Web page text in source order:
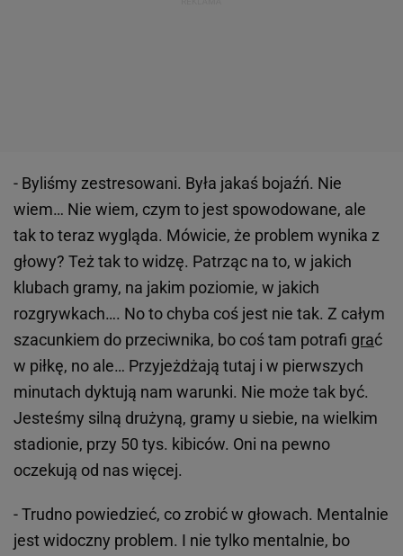
- Byliśmy zestresowani. Była jakaś bojaźń. Nie
wiem… Nie wiem, czym to jest spowodowane, ale
tak to teraz wygląda. Mówicie, że problem wynika z
głowy? Też tak to widzę. Patrząc na to, w jakich
klubach gramy, na jakim poziomie, w jakich
rozgrywkach…. No to chyba coś jest nie tak. Z całym
szacunkiem do przeciwnika, bo coś tam potrafi grać
w piłkę, no ale… Przyjeżdżają tutaj i w pierwszych
minutach dyktują nam warunki. Nie może tak być.
Jesteśmy silną drużyną, gramy u siebie, na wielkim
stadionie, przy 50 tys. kibiców. Oni na pewno
oczekują od nas więcej.
- Trudno powiedzieć, co zrobić w głowach. Mentalnie
jest widoczny problem. I nie tylko mentalnie, bo